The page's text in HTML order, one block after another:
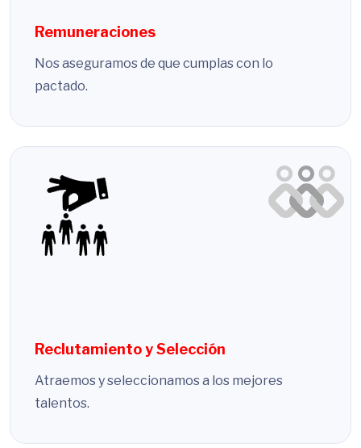
Remuneraciones
Nos aseguramos de que cumplas con lo
pactado.
Reclutamiento y Selección
Atraemos y seleccionamos a los mejores
talentos.